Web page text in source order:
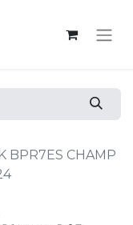
BPR7ES CHAMP